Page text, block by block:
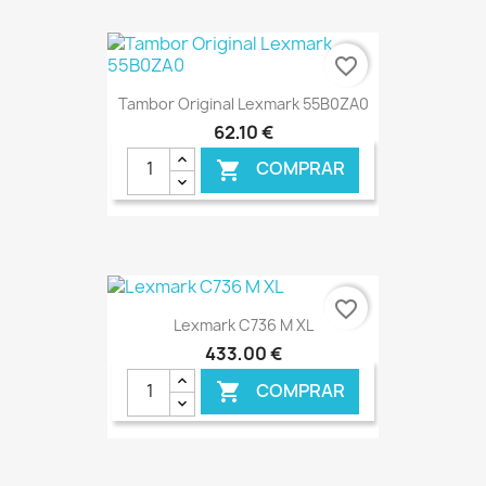
€ ONLINE
Tambor Original Lexmark 55B0ZA0
62,10 €
 COMPRAR
favorite_border
Lexmark C736 M XL
433,00 €
 COMPRAR
favorite_border